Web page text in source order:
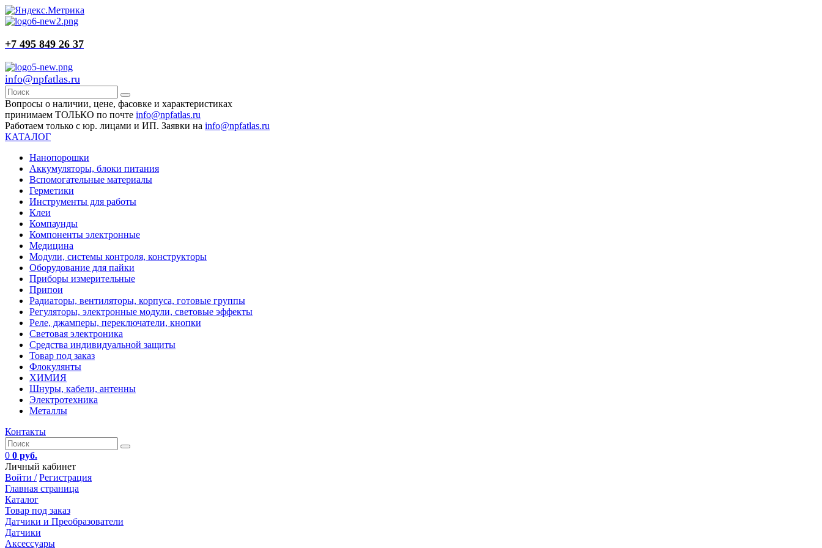
+7 495 849 26 37
info@npfatlas.ru
Вопросы о наличии, цене, фасовке и характеристиках
принимаем ТОЛЬКО по почте info@npfatlas.ru
Работаем только с юр. лицами и ИП. Заявки на info@npfatlas.ru
КАТАЛОГ
Нанопорошки
Аккумуляторы, блоки питания
Вспомогательные материалы
Герметики
Инструменты для работы
Клеи
Компаунды
Компоненты электронные
Медицина
Модули, системы контроля, конструкторы
Оборудование для пайки
Приборы измерительные
Припои
Радиаторы, вентиляторы, корпуса, готовые группы
Регуляторы, электронные модули, световые эффекты
Реле, джамперы, переключатели, кнопки
Световая электроника
Средства индивидуальной защиты
Товар под заказ
Флокулянты
ХИМИЯ
Шнуры, кабели, антенны
Электротехника
Металлы
Контакты
0 0 руб.
Личный кабинет
Войти / Регистрация
Главная страница
Каталог
Товар под заказ
Датчики и Преобразователи
Датчики
Аксессуары